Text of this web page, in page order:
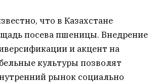
что в Казахстане
посева пшеницы. Внедрение
и акцент на
культуры позволят
рынок социально